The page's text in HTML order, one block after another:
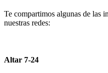
Te compartimos algunas de las
nuestras redes:
Altar 7-24